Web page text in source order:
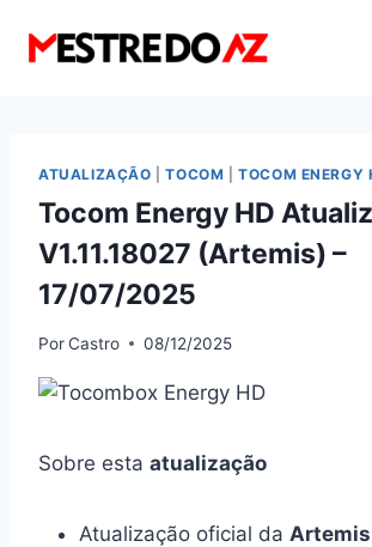
para
ATUALIZAÇÃO |TOCOM |TOCOM ENERGY
Tocom Energy HD
V1.11.18027 (Artemis) –
17/07/2025
PorCastro 08/12/2025
Sobre esta atualização
Atualização oficial da Artemis